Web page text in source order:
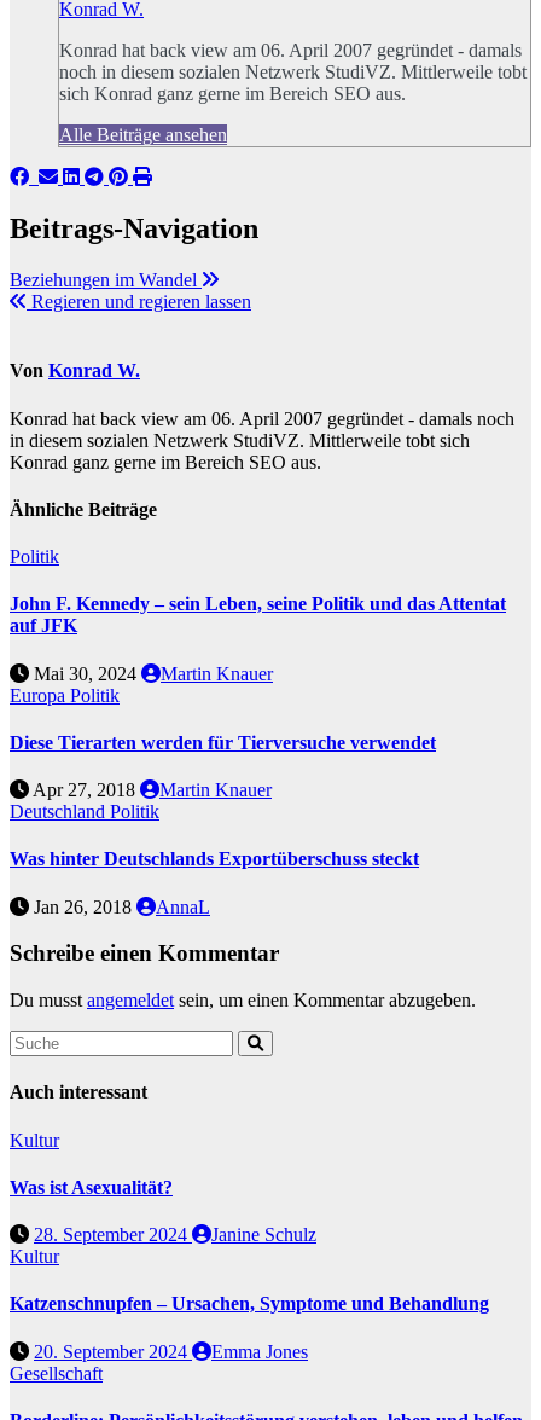
Konrad W.
Konrad hat back view am 06. April 2007 gegründet - damals
noch in diesem sozialen Netzwerk StudiVZ. Mittlerweile tobt
sich Konrad ganz gerne im Bereich SEO aus.
Alle Beiträge ansehen
Beitrags-Navigation
Beziehungen im Wandel
Regieren und regieren lassen
Von Konrad W.
Konrad hat back view am 06. April 2007 gegründet - damals noch
in diesem sozialen Netzwerk StudiVZ. Mittlerweile tobt sich
Konrad ganz gerne im Bereich SEO aus.
Ähnliche Beiträge
Politik
John F. Kennedy – sein Leben, seine Politik und das Attentat
auf JFK
Mai 30, 2024
Martin Knauer
Europa Politik
Diese Tierarten werden für Tierversuche verwendet
Apr 27, 2018
Martin Knauer
Deutschland Politik
Was hinter Deutschlands Exportüberschuss steckt
Jan 26, 2018 AnnaL
Schreibe einen Kommentar
Du musst angemeldet sein, um einen Kommentar abzugeben.
Auch interessant
Kultur
Was ist Asexualität?
28. September 2024
Janine Schulz
Kultur
Katzenschnupfen – Ursachen, Symptome und Behandlung
20. September 2024
Emma Jones
Gesellschaft